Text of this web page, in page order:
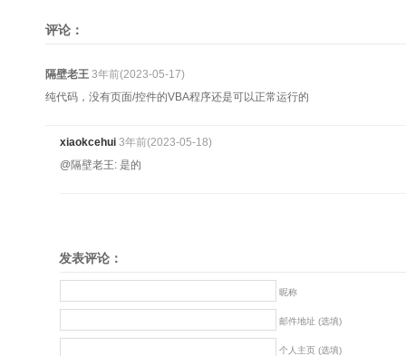
评论：
隔壁老王 3年前(2023-05-17)
纯代码，没有页面/控件的VBA程序还是可以正常运行的
xiaokcehui 3年前(2023-05-18)
@隔壁老王: 是的
发表评论：
昵称
邮件地址 (选填)
个人主页 (选填)